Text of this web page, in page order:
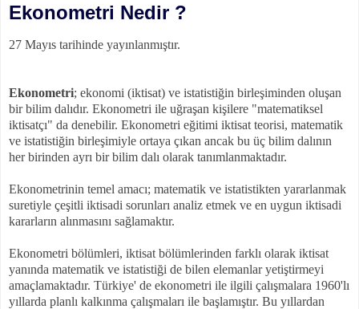
Ekonometri Nedir ?
27 Mayıs tarihinde yayınlanmıştır.
Ekonometri; ekonomi (iktisat) ve istatistiğin birleşiminden oluşan
bir bilim dalıdır. Ekonometri ile uğraşan kişilere "matematiksel
iktisatçı" da denebilir. Ekonometri eğitimi iktisat teorisi, matematik
ve istatistiğin birleşimiyle ortaya çıkan ancak bu üç bilim dalının
her birinden ayrı bir bilim dalı olarak tanımlanmaktadır.
Ekonometrinin temel amacı; matematik ve istatistikten yararlanmak
suretiyle çeşitli iktisadi sorunları analiz etmek ve en uygun iktisadi
kararların alınmasını sağlamaktır.
Ekonometri bölümleri, iktisat bölümlerinden farklı olarak iktisat
yanında matematik ve istatistiği de bilen elemanlar yetiştirmeyi
amaçlamaktadır. Türkiye' de ekonometri ile ilgili çalışmalara 1960'lı
yıllarda planlı kalkınma çalışmaları ile başlamıştır. Bu yıllardan